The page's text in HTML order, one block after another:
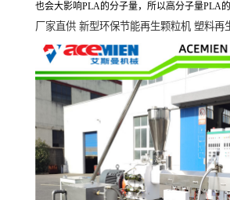
也会大影响PLA的分子量，所以高分子量PLA
厂家直供 新型环保节能再生颗粒机 塑料再